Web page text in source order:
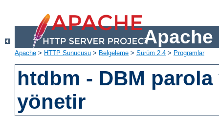
Apache
Apache > HTTP Sunucusu > Belgeleme > Sürüm 2.4 > Programlar
htdbm - DBM parola
yönetir